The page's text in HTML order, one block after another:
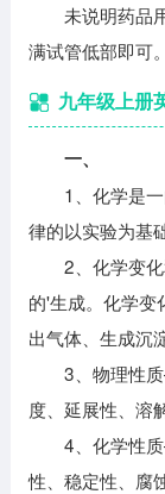
未说明药品用
满试管低部即可。
九年级上册
一、
1、化学是一
律的以实验为基
2、化学变化
的'生成。化学变
出气体、生成沉
3、物理性质
度、延展性、溶
4、化学性质
性、稳定性、腐